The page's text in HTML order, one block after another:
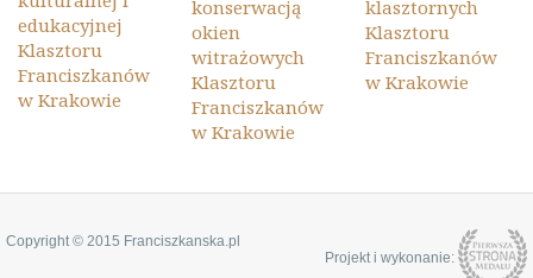
edukacyjnej
Klasztoru
Franciszkanów
w Krakowie
konserwacją
okien
witrażowych
Klasztoru
Franciszkanów
w Krakowie
klasztornych
Klasztoru
Franciszkanów
w Krakowie
Copyright © 2015 Franciszkanska.pl
Projekt i wykonanie: